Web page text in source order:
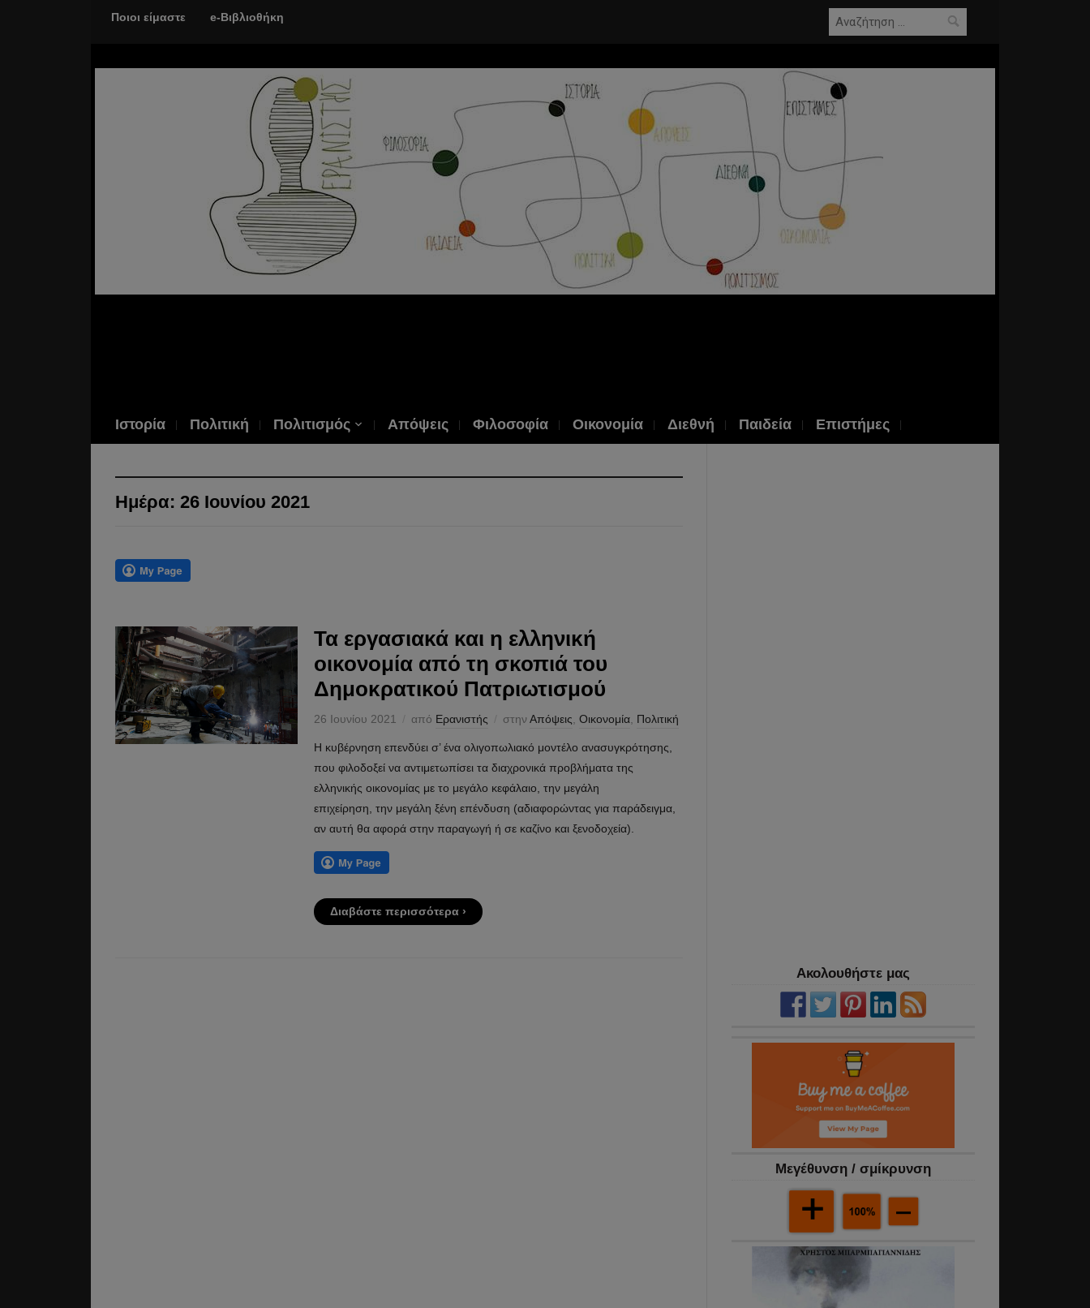
Ποιοι είμαστε e-Βιβλιοθήκη
Αναζήτηση
για:
Ιστορία Πολιτική Πολιτισμός Απόψεις Φιλοσοφία Οικονομία Διεθνή Παιδεία Επιστήμες
Ημέρα: 26 Ιουνίου 2021
Τα εργασιακά και η ελληνική
οικονομία από τη σκοπιά του
Δημοκρατικού Πατριωτισμού
26 Ιουνίου 2021 από Ερανιστής στηνΑπόψεις Οικονομία Πολιτική
Η κυβέρνηση επενδύει σ’ ένα ολιγοπωλιακό μοντέλο ανασυγκρότησης,
που φιλοδοξεί να αντιμετωπίσει τα διαχρονικά προβλήματα της
ελληνικής οικονομίας με το μεγάλο κεφάλαιο, την μεγάλη
επιχείρηση, την μεγάλη ξένη επένδυση (αδιαφορώντας για παράδειγμα,
αν αυτή θα αφορά στην παραγωγή ή σε καζίνο και ξενοδοχεία).
Διαβάστε περισσότερα ›
Ακολουθήστε μας
Mεγέθυνση / σμίκρυνση